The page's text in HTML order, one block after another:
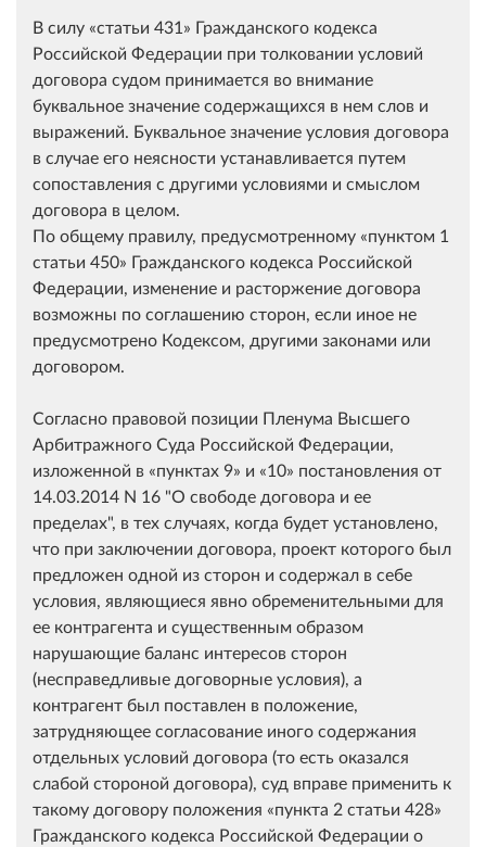
В силу статьи 431
Гражданского кодекса
Российской Федерации при толковании условий
договора судом принимается во внимание
буквальное значение содержащихся в нем слов и
выражений. Буквальное значение условия договора
в случае его неясности устанавливается путем
сопоставления с другими условиями и смыслом
договора в целом.
По общему правилу, предусмотренному
пунктом 1
статьи 450
Гражданского кодекса Российской
Федерации, изменение и расторжение договора
возможны по соглашению сторон, если иное не
предусмотрено Кодексом, другими законами или
договором.
Согласно правовой позиции Пленума Высшего
Арбитражного Суда Российской Федерации,
изложенной в
пунктах 9 и 10
постановления от
14.03.2014 N 16 "О свободе договора и ее
пределах", в тех случаях, когда будет установлено,
что при заключении договора, проект которого был
предложен одной из сторон и содержал в себе
условия, являющиеся явно обременительными для
ее контрагента и существенным образом
нарушающие баланс интересов сторон
(несправедливые договорные условия), а
контрагент был поставлен в положение,
затрудняющее согласование иного содержания
отдельных условий договора (то есть оказался
слабой стороной договора), суд вправе применить к
такому договору положения
пункта 2 статьи 428
Гражданского кодекса Российской Федерации о